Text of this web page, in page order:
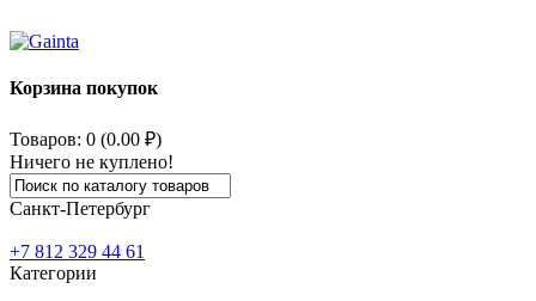
Корзина покупок
Товаров: 0 (0.00 ₽)
Ничего не куплено!
Санкт-Петербург
+7 812 329 44 61
Категории